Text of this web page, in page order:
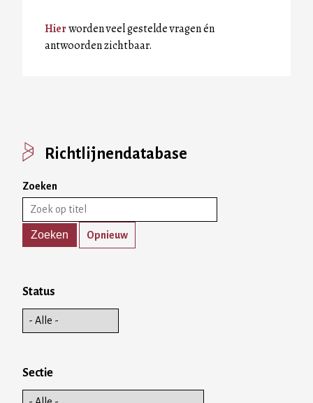
Hierworden veel gestelde vragen én
antwoorden zichtbaar.
Richtlijnendatabase
Zoeken
Opnieuw
Status
Sectie